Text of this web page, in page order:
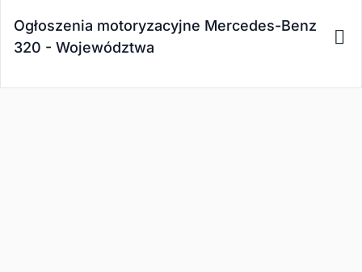
Ogłoszenia motoryzacyjne Mercedes-Benz
320 - Województwa